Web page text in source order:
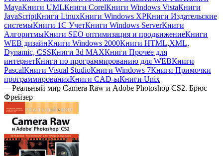
MayaКниги UMLКниги CorelКниги Windows VistaКниги
JavaScriptКниги LinuxКниги Windows XPКниги Издательские
системыКниги 1C УчетКниги Windows ServerКниги
АлгоритмыКниги SEO оптимизация и продвижениеКниги
WEB дизайнКниги Windows 2000Книги HTML,XML,
Dynamic, CSSКниги 3d MAXКниги Прочее для
интернетКниги по программированию для WEBКниги
PascalКниги Visual StudioКниги Windows 7Книги Примочки
программированияКниги CAD-ыКниги Unix
—Реальный мир Camera Raw и Adobe Photoshop CS2. Брюс
Фрейзер